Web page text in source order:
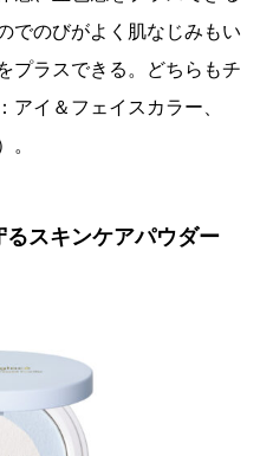
でのびがよく肌なじみもい
プラスできる。どちらもチ
アイ＆フェイスカラー、
スキンケアパウダー